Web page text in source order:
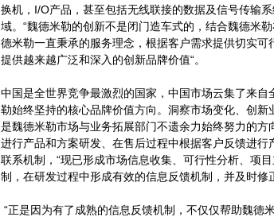
换机，I/O产品，甚至包括无线联接的数据及信号传输
域。“魏德米勒的创新不是闭门造车式的，结合魏德米
德米勒一直秉承的服务理念，根据客户需求提供切实
提供越来越广泛和深入的创新品牌价值“。
中国是全世界竞争最激烈的国家，中国市场云集了来
勒始终坚持的核心品牌价值方向。洞察市场变化、创
是魏德米勒市场与业务拓展部门不遗余力始终努力的
进行产品和方案研发、在售后过程中根据客户反馈进
联系机制，“现已形成市场信息收集、可行性分析、项
制，在研发过程中形成有效的信息反馈机制，并及时修
“正是因为有了成熟的信息反馈机制，不仅仅帮助魏德